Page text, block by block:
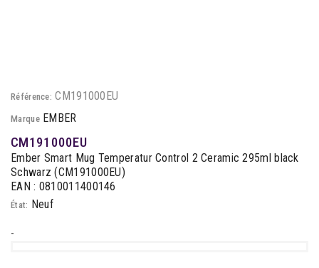
Référence: CM191000EU
Marque EMBER
CM191000EU
Ember Smart Mug Temperatur Control 2 Ceramic 295ml black
Schwarz (CM191000EU)
EAN : 0810011400146
État: Neuf
-